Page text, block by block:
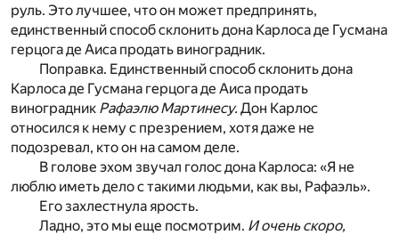
руль. Это лучшее, что он может предпринять,
единственный способ склонить дона Карлоса де Гусмана
герцога де Аиса продать виноградник.
Поправка. Единственный способ склонить дона
Карлоса де Гусмана герцога де Аиса продать
виноградник Рафаэлю Мартинесу. Дон Карлос
относился к нему с презрением, хотя даже не
подозревал, кто он на самом деле.
В голове эхом звучал голос дона Карлоса: «Я не
люблю иметь дело с такими людьми, как вы, Рафаэль».
Его захлестнула ярость.
Ладно, это мы еще посмотрим. И очень скоро,